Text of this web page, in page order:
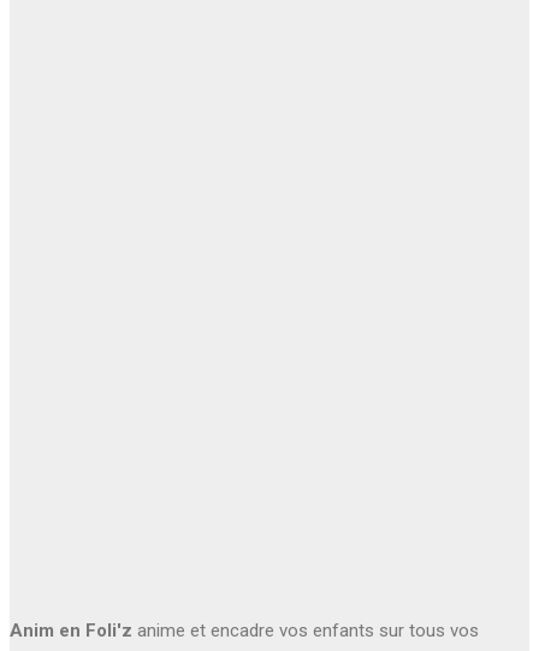
Anim en Foli'z anime et encadre vos enfants sur tous vos